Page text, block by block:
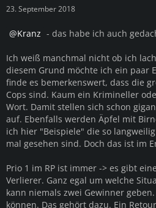
23. September 2018
Kranz - das habe ich auch
Ich weiß manchmal nicht ob ich
diesem Grund möchte ich ein paar
finde es bemerkenswert, dass die
Cops sind. Kaum ein Krimineller
Wort. Damit stellen sich schon
auf. Ebenfalls werden Äpfel mit
ich hier "Beispiele" die so
mal gesehen sind. Doch das ist im
Prio 1 im RP ist immer -> es gibt
Verlierer. Ganz egal um welche
kann niemals zwei Gewinner
können. Das gehört dazu. Ein